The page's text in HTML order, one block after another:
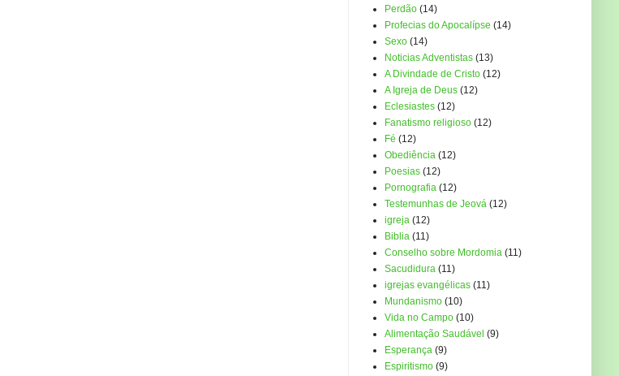
Perdão (14)
Profecias do Apocalípse (14)
Sexo (14)
Noticias Adventistas (13)
A Divindade de Cristo (12)
A Igreja de Deus (12)
Eclesiastes (12)
Fanatismo religioso (12)
Fé (12)
Obediência (12)
Poesias (12)
Pornografia (12)
Testemunhas de Jeová (12)
igreja (12)
Biblia (11)
Conselho sobre Mordomia (11)
Sacudidura (11)
igrejas evangélicas (11)
Mundanismo (10)
Vida no Campo (10)
Alimentação Saudável (9)
Esperança (9)
Espiritismo (9)